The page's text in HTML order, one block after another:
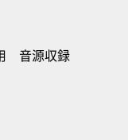
音源収録